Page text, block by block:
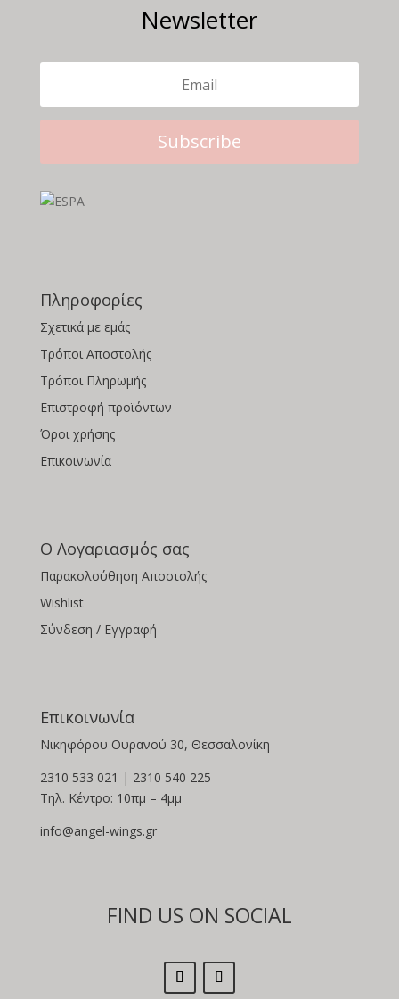
Newsletter
Subscribe
Πληροφορίες
Σχετικά με εμάς
Τρόποι Αποστολής
Τρόποι Πληρωμής
Επιστροφή προϊόντων
Όροι χρήσης
Επικοινωνία
Ο Λογαριασμός σας
Παρακολούθηση Αποστολής
Wishlist
Σύνδεση / Εγγραφή
Επικοινωνία
Νικηφόρου Ουρανού 30, Θεσσαλονίκη
2310 533 021 | 2310 540 225
Τηλ. Κέντρο: 10πμ – 4μμ
info@angel-wings.gr
FIND US ON SOCIAL